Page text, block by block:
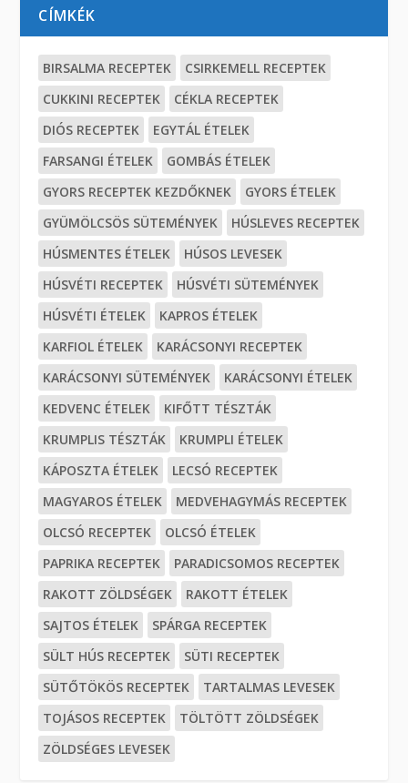
CÍMKÉK
BIRSALMA RECEPTEK
CSIRKEMELL RECEPTEK
CUKKINI RECEPTEK
CÉKLA RECEPTEK
DIÓS RECEPTEK
EGYTÁL ÉTELEK
FARSANGI ÉTELEK
GOMBÁS ÉTELEK
GYORS RECEPTEK KEZDŐKNEK
GYORS ÉTELEK
GYÜMÖLCSÖS SÜTEMÉNYEK
HÚSLEVES RECEPTEK
HÚSMENTES ÉTELEK
HÚSOS LEVESEK
HÚSVÉTI RECEPTEK
HÚSVÉTI SÜTEMÉNYEK
HÚSVÉTI ÉTELEK
KAPROS ÉTELEK
KARFIOL ÉTELEK
KARÁCSONYI RECEPTEK
KARÁCSONYI SÜTEMÉNYEK
KARÁCSONYI ÉTELEK
KEDVENC ÉTELEK
KIFŐTT TÉSZTÁK
KRUMPLIS TÉSZTÁK
KRUMPLI ÉTELEK
KÁPOSZTA ÉTELEK
LECSÓ RECEPTEK
MAGYAROS ÉTELEK
MEDVEHAGYMÁS RECEPTEK
OLCSÓ RECEPTEK
OLCSÓ ÉTELEK
PAPRIKA RECEPTEK
PARADICSOMOS RECEPTEK
RAKOTT ZÖLDSÉGEK
RAKOTT ÉTELEK
SAJTOS ÉTELEK
SPÁRGA RECEPTEK
SÜLT HÚS RECEPTEK
SÜTI RECEPTEK
SÜTŐTÖKÖS RECEPTEK
TARTALMAS LEVESEK
TOJÁSOS RECEPTEK
TÖLTÖTT ZÖLDSÉGEK
ZÖLDSÉGES LEVESEK